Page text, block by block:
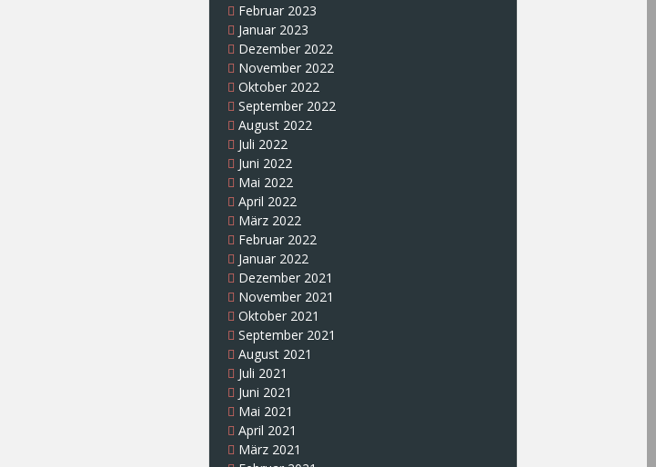
Februar 2023
Januar 2023
Dezember 2022
November 2022
Oktober 2022
September 2022
August 2022
Juli 2022
Juni 2022
Mai 2022
April 2022
März 2022
Februar 2022
Januar 2022
Dezember 2021
November 2021
Oktober 2021
September 2021
August 2021
Juli 2021
Juni 2021
Mai 2021
April 2021
März 2021